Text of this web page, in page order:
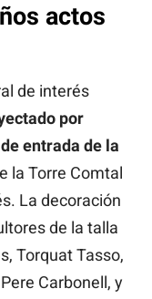
actos
de interés
por
entrada de la
la Torre Comtal
La decoración
de la talla
Torquat Tasso,
Carbonell, y